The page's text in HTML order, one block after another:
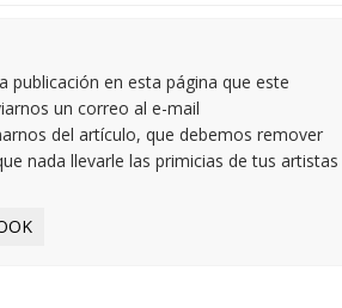
publicación en esta página que este
un correo al e-mail
del artículo, que debemos remover
nada llevarle las primicias de tus artistas